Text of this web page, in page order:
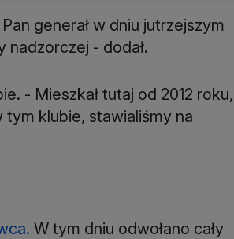
generał w dniu jutrzejszym
nadzorczej - dodał.
- Mieszkał tutaj od 2012 roku,
klubie, stawialiśmy na
W tym dniu odwołano cały